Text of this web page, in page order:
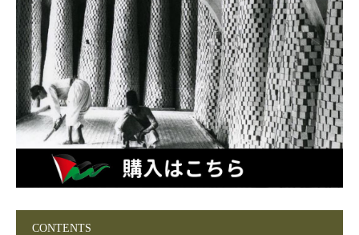
CONTENTS